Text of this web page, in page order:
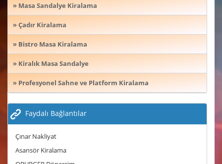
» Masa Sandalye Kiralama
» Çadır Kiralama
» Bistro Masa Kiralama
» Kiralık Masa Sandalye
» Profesyonel Sahne ve Platform Kiralama
Faydalı Bağlantılar
Çınar Nakliyat
Asansör Kiralama